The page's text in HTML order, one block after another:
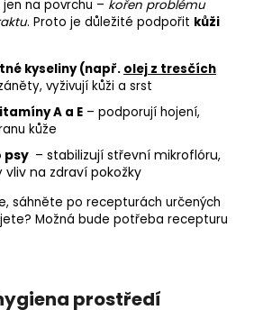
na povrchu – kořen problému
. Proto je důležité podpořit kůži
kyseliny (např. olej z tresčích
vyživují kůži a srst
A a E – podporují hojení,
kůže
psy – stabilizují střevní mikroflóru,
na zdraví pokožky
sáhněte po recepturách určených
Možná bude potřeba recepturu
prostředí